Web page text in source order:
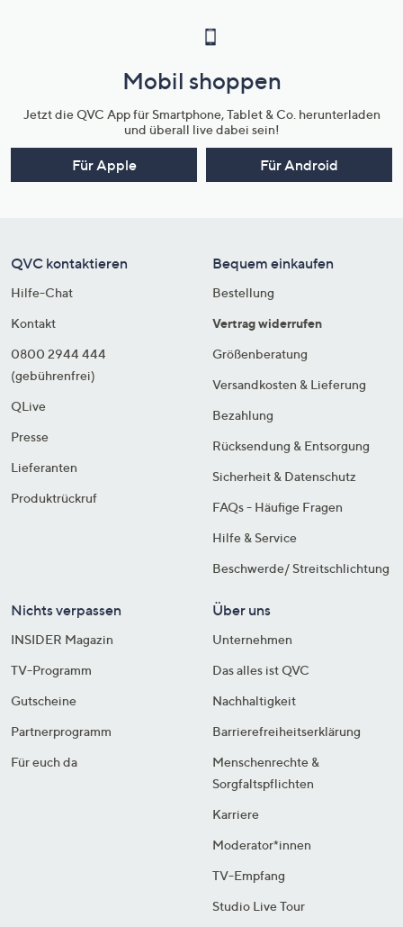
Mobil shoppen
Jetzt die QVC App für Smartphone, Tablet & Co. herunterladen
und überall live dabei sein!
Für Apple Für Android
QVC kontaktieren
Hilfe-Chat
Kontakt
0800 2944 444
(gebührenfrei)
QLive
Presse
Lieferanten
Produktrückruf
Bequem einkaufen
Bestellung
Vertrag widerrufen
Größenberatung
Versandkosten & Lieferung
Bezahlung
Rücksendung & Entsorgung
Sicherheit & Datenschutz
FAQs - Häufige Fragen
Hilfe & Service
Beschwerde/ Streitschlichtung
Nichts verpassen
INSIDER Magazin
TV-Programm
Gutscheine
Partnerprogramm
Für euch da
Über uns
Unternehmen
Das alles ist QVC
Nachhaltigkeit
Barrierefreiheitserklärung
Menschenrechte &
Sorgfaltspflichten
Karriere
Moderator*innen
TV-Empfang
Studio Live Tour